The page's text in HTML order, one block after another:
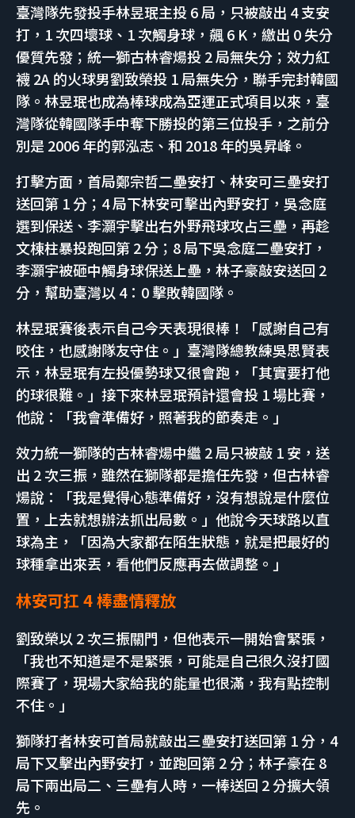
臺灣隊先發投手林昱珉主投 6 局，只被敲出 4 支安
打，1 次四壞球、1 次觸身球，飆 6 K，繳出 0 失分
優質先發；統一獅古林睿煬投 2 局無失分；效力紅
襪 2A 的火球男劉致榮投 1 局無失分，聯手完封韓國
隊。林昱珉也成為棒球成為亞運正式項目以來，臺
灣隊從韓國隊手中奪下勝投的第三位投手，之前分
別是 2006 年的郭泓志、和 2018 年的吳昇峰。
打擊方面，首局鄭宗哲二壘安打、林安可三壘安打
送回第 1 分；4 局下林安可擊出內野安打，吳念庭
選到保送、李灝宇擊出右外野飛球攻占三壘，再趁
文棟柱暴投跑回第 2 分；8 局下吳念庭二壘安打，
李灝宇被砸中觸身球保送上壘，林子豪敲安送回 2
分，幫助臺灣以 4：0 擊敗韓國隊。
林昱珉賽後表示自己今天表現很棒！「感謝自己有
咬住，也感謝隊友守住。」臺灣隊總教練吳思賢表
示，林昱珉有左投優勢球又很會跑，「其實要打他
的球很難。」接下來林昱珉預計還會投 1 場比賽，
他說：「我會準備好，照著我的節奏走。」
效力統一獅隊的古林睿煬中繼 2 局只被敲 1 安，送
出 2 次三振，雖然在獅隊都是擔任先發，但古林睿
煬說：「我是覺得心態準備好，沒有想說是什麼位
置，上去就想辦法抓出局數。」他說今天球路以直
球為主，「因為大家都在陌生狀態，就是把最好的
球種拿出來丟，看他們反應再去做調整。」
林安可扛 4 棒盡情釋放
劉致榮以 2 次三振關門，但他表示一開始會緊張，
「我也不知道是不是緊張，可能是自己很久沒打國
際賽了，現場大家給我的能量也很滿，我有點控制
不住。」
獅隊打者林安可首局就敲出三壘安打送回第 1 分，4
局下又擊出內野安打，並跑回第 2 分；林子豪在 8
局下兩出局二、三壘有人時，一棒送回 2 分擴大領
先。